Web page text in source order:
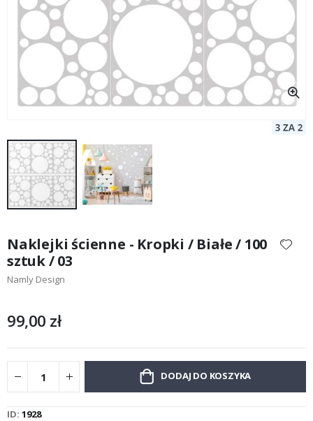
początek
galerii
Naklejki ścienne - Kropki / Białe / 100
sztuk / 03
Namly Design
99,00 zł
DODAJ DO KOSZYKA
ID 1928